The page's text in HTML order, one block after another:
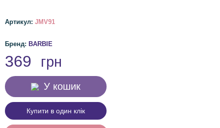
Артикул: JMV91
Бренд: BARBIE
369 грн
У кошик
Купити в один клік